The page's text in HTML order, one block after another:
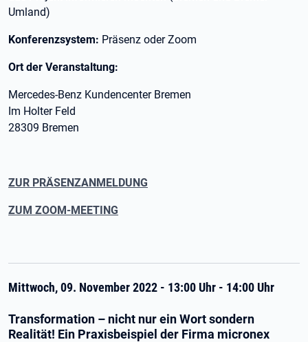
Umland)
Konferenzsystem: Präsenz oder Zoom
Ort der Veranstaltung:
Mercedes-Benz Kundencenter Bremen
Im Holter Feld
28309 Bremen
ZUR PRÄSENZANMELDUNG
ZUM ZOOM-MEETING
Mittwoch, 09. November 2022 - 13:00 Uhr - 14:00 Uhr
Transformation – nicht nur ein Wort sondern
Realität! Ein Praxisbeispiel der Firma micronex